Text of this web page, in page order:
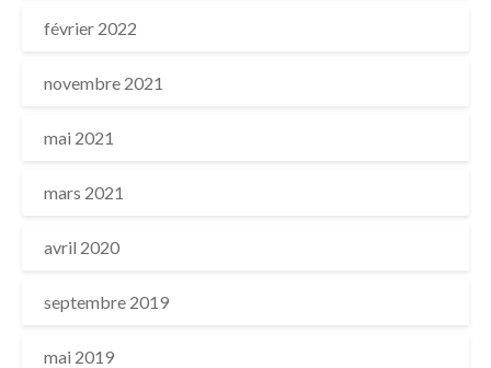
février 2022
novembre 2021
mai 2021
mars 2021
avril 2020
septembre 2019
mai 2019